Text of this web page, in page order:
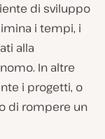
di sviluppo
i tempi, i
alla
In altre
i progetti, o
di rompere un